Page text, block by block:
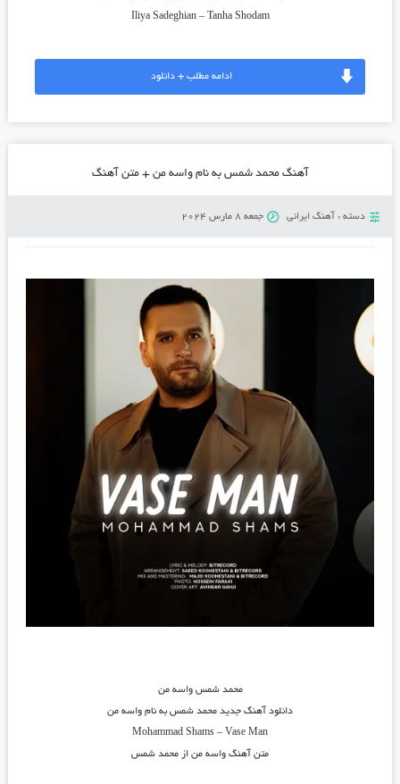
Iliya Sadeghian– Tanha Shodam
ادامه مطلب + دانلود
آهنگ محمد شمس به نام واسه من + متن آهنگ
دسته : آهنگ ایرانی جمعه 8 مارس 2024
محمد شمس واسه من
دانلود آهنگ جدید محمد شمسبه نام واسه من
Mohammad Shams – Vase Man
متن آهنگ واسه من از محمد شمس